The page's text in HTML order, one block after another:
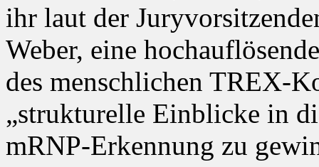
ihr laut der
Weber, eine
des menschlichen TREX-
„strukturelle Einblicke in
mRNP-Erkennung zu